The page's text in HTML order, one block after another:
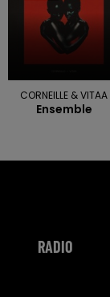
CORNEILLE & VITAA
Ensemble
RADIO